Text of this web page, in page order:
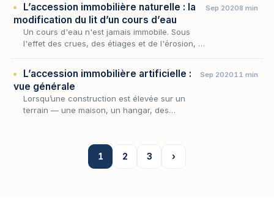
a…
L’accession immobilière naturelle : la
modification du lit d’un cours d’eau
Un cours d'eau n'est jamais immobile. Sous
l'effet des crues, des étiages et de l'érosion, il
Sep 20208 min
L’accession immobilière artificielle :
vue générale
Lorsqu’une construction est élevée sur un
terrain — une maison, un hangar, des
Sep 202011 min
1 2 3 ›